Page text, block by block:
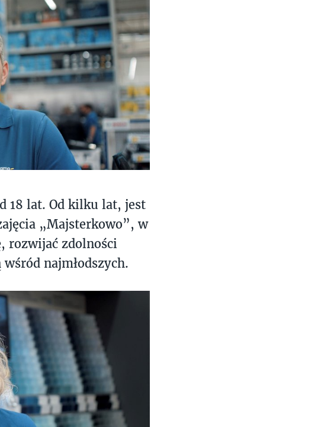
18 lat. Od kilku lat, jest
„Majsterkowo”, w
rozwijać zdolności
najmłodszych.